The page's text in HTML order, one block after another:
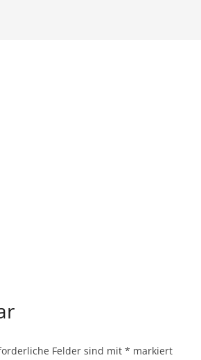
Felder sind mit * markiert